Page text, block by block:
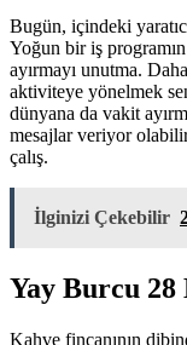
Bugün, içindeki
Yoğun bir iş
ayırmayı unutma.
aktiviteye yönelmek
dünyana da vakit
mesajlar veriyor
çalış.
İlginizi Çekebilir
Yay Burcu
Kahve fincanının